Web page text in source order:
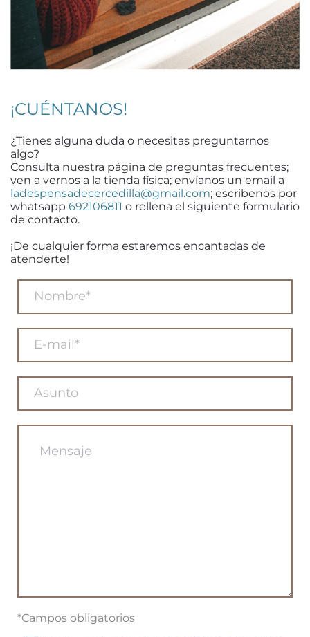
¡CUÉNTANOS!
¿Tienes alguna duda o necesitas preguntarnos
algo?
Consulta nuestra página de preguntas frecuentes;
ven a vernos a la tienda física; envíanos un email a
ladespensadecercedilla@gmail.com; escribenos por
whatsapp 692106811 o rellena el siguiente formulario
de contacto.
¡De cualquier forma estaremos encantadas de
atenderte!
*Campos obligatorios